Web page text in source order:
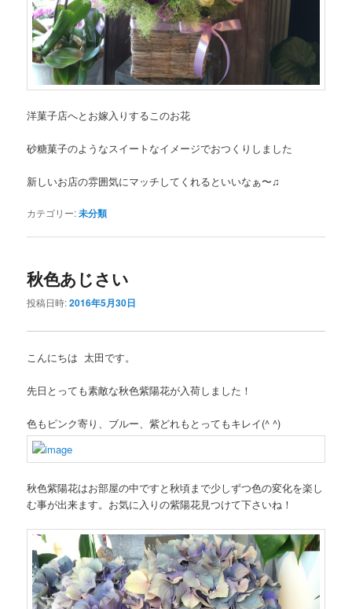
洋菓子店へとお嫁入りするこのお花
砂糖菓子のようなスイートなイメージでおつくりしました
新しいお店の雰囲気にマッチしてくれるといいなぁ〜♫
カテゴリー:未分類
秋色あじさい
投稿日時:2016年5月30日
こんにちは 太田です。
先日とっても素敵な秋色紫陽花が入荷しました！
色もピンク寄り、ブルー、紫どれもとってもキレイ(^ ^)
秋色紫陽花はお部屋の中ですと秋頃まで少しずつ色の変化を楽し
む事が出来ます。お気に入りの紫陽花見つけて下さいね！